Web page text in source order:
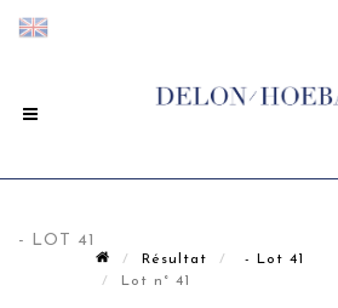
- LOT 41
Résultat
- Lot 41
Lot n° 41